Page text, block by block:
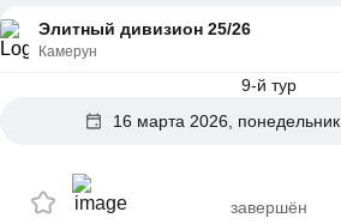
Элитный дивизион 25/26
Камерун
9-й тур
16 марта 2026, понедельник
завершён